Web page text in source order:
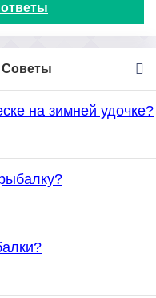
ответы
Советы
на зимней удочке?